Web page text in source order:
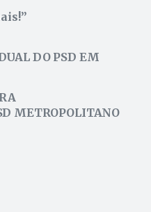
DO PSD EM
METROPOLITANO